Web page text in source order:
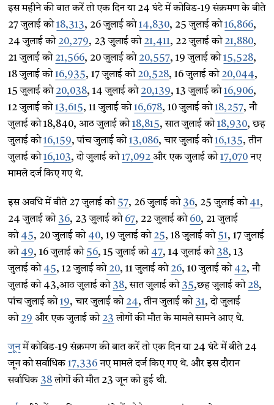
इस महीने की बात करें तो एक दिन या 24 घंटे में कोविड-19 संक्रमण के बीते
27 जुलाई को18,313, 26 जुलाई को14,830, 25 जुलाई को16,866,
24 जुलाई को 20,279, 23 जुलाई को 21,411, 22 जुलाई को 21,880,
21 जुलाई को 21,566, 20 जुलाई को 20,557, 19 जुलाई को15,528,
18 जुलाई को16,935, 17 जुलाई को 20,528, 16 जुलाई को 20,044,
15 जुलाई को 20,038, 14 जुलाई को 20,139, 13 जुलाई को16,906,
12 जुलाई को13,615, 11 जुलाई को16,678, 10 जुलाई को18,257, नौ
जुलाई को 18,840, आठ जुलाई को18,815, सात जुलाई को18,930, छह
जुलाई को16,159, पांच जुलाई को13,086, चार जुलाई को16,135, तीन
जुलाई को16,103, दो जुलाई को17,092और एक जुलाई को17,070 नए
मामले दर्ज किए गए थे.
इस अवधि में बीते 27 जुलाई को 57, 26 जुलाई को 36, 25 जुलाई को 41,
24 जुलाई को 36, 23 जुलाई को 67, 22 जुलाई को 60, 21 जुलाई
को 45, 20 जुलाई को 40, 19 जुलाई को 25, 18 जुलाई को 51, 17 जुलाई
को 49, 16 जुलाई को 56, 15 जुलाई को 47, 14 जुलाई को 38, 13
जुलाई को 45, 12 जुलाई को20, 11 जुलाई को 26, 10 जुलाई को 42, नौ
जुलाई को 43,आठ जुलाई को 38, सात जुलाई को 35,छह जुलाई को 28,
पांच जुलाई को19, चार जुलाई को 24, तीन जुलाई को 31, दो जुलाई
को 29 और एक जुलाई को 23 लोगों की मौत के मामले सामने आए थे.
जूनमें कोविड-19 संक्रमण की बात करें तो एक दिन या 24 घंटे में बीते 24
जून को सर्वाधिक17,336 नए मामले दर्ज किए गए थे. और इस दौरान
सर्वाधिक 38लोगों की मौत 23 जून को हुई थी.